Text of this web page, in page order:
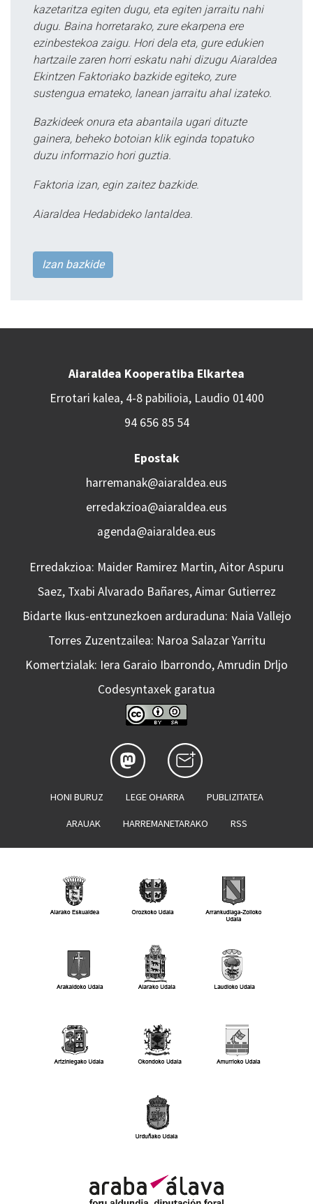
kazetaritza egiten dugu, eta egiten jarraitu nahi
dugu. Baina horretarako, zure ekarpena ere
ezinbestekoa zaigu. Hori dela eta, gure edukien
hartzaile zaren horri eskatu nahi dizugu Aiaraldea
Ekintzen Faktoriako bazkide egiteko, zure
sustengua emateko, lanean jarraitu ahal izateko.
Bazkideek onura eta abantaila ugari dituzte
gainera, beheko botoian klik eginda topatuko
duzu informazio hori guztia.
Faktoria izan, egin zaitez bazkide.
Aiaraldea Hedabideko lantaldea.
Izan bazkide
Aiaraldea Kooperatiba Elkartea
Errotari kalea, 4-8 pabilioia, Laudio 01400
94 656 85 54
Epostak
harremanak@aiaraldea.eus
erredakzioa@aiaraldea.eus
agenda@aiaraldea.eus
Erredakzioa: Maider Ramirez Martin, Aitor Aspuru
Saez, Txabi Alvarado Bañares, Aimar Gutierrez
Bidarte Ikus-entzunezkoen arduraduna: Naia Vallejo
Torres Zuzentzailea: Naroa Salazar Yarritu
Komertzialak: Iera Garaio Ibarrondo, Amrudin Drljo
Codesyntaxek garatua
HONI BURUZ LEGE OHARRA PUBLIZITATEA
ARAUAK HARREMANETARAKO RSS